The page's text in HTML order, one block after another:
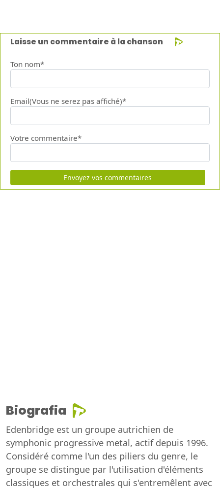
Laisse un commentaire à la chanson
Ton nom*
Email(Vous ne serez pas affiché)*
Votre commentaire*
Envoyez vos commentaires
Biografia
Edenbridge est un groupe autrichien de
symphonic progressive metal, actif depuis 1996.
Considéré comme l'un des piliers du genre, le
groupe se distingue par l'utilisation d'éléments
classiques et orchestrales qui s'entremêlent avec